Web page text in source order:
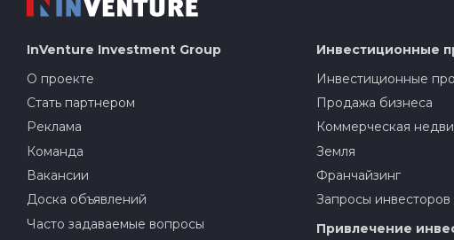
InVenture Investment Group
О проекте
Стать партнером
Реклама
Команда
Вакансии
Доска объявлений
Часто задаваемые вопросы
Инвестиционные
Инвестиционные
Продажа бизнеса
Коммерческая
Земля
Франчайзинг
Запросы инвесторов
Привлечение